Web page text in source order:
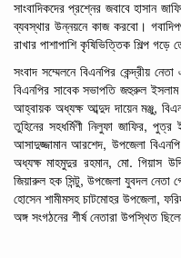
সাংবাদিকদের প্রশ্নের জবাবে হাসান
ব্যবস্থার উন্নয়নে কাজ করবো।
রাখার পাশাপাশি কৃষিভিত্তিক শিল্প গড়ে
সংবাদ সম্মেলনে বিএনপির কেন্দ্রীয় নেতা
বিএনপির সাবেক সভাপতি জহুরুল ইসলাম
আহ্বায়ক অধ্যক্ষ আব্দুদ দায়েন মঞ্জু,
তুহিনের সহধর্মিণী নিলুফা জাফির, পুত্র
আসাদুজ্জামান আরশেদ, উপজেলা বিএনপি
অধ্যক্ষ মাহমুদুর রহমান,মো.গিয়াস
জিয়ারুল হক সিন্টু, উপজেলা যুবদল নেতা
হোসেন শামীমসহ চাটমোহর উপজেলা,
অঙ্গ সংগঠনের শীর্ষ নেতারা উপস্থিত